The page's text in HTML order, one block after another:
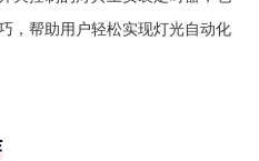
，帮助用户轻松实现灯光自动化